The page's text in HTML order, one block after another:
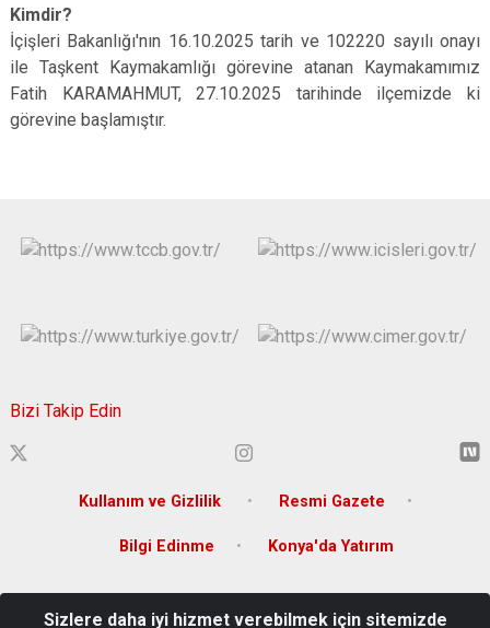
Kimdir?
İçişleri Bakanlığı'nın 16.10.2025 tarih ve 102220 sayılı onayı
ile Taşkent Kaymakamlığı görevine atanan Kaymakamımız
Fatih KARAMAHMUT, 27.10.2025 tarihinde ilçemizde ki
görevine başlamıştır.
Bizi Takip Edin
Kullanım ve Gizlilik Resmi Gazete
Bilgi Edinme Konya'da Yatırım
Sizlere daha iyi hizmet verebilmek için sitemizde